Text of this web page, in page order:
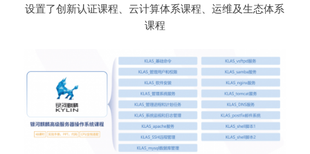
设置了创新认证课程、云计算体系课程、运维及生态体系
课程